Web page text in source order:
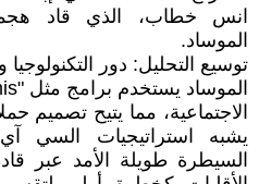
انس خطاب، الذي قاد
الموساد.
توسيع التحليل: دور
الاجتماعية، مما يتيح تصميم
يشبه استراتيجيات السي
السيطرة طويلة الأمد عبر